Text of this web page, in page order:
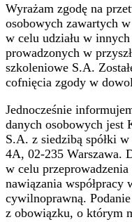
Wyrażam zgodę na
osobowych zawartych
w celu udziału w
prowadzonych w
szkoleniowe S.A.
cofnięcia zgody w
Jednocześnie
danych osobowych jest
S.A. z siedzibą spółki
4A, 02-235 Warszawa.
w celu
nawiązania współpracy
cywilnoprawną.
z obowiązku, o którym